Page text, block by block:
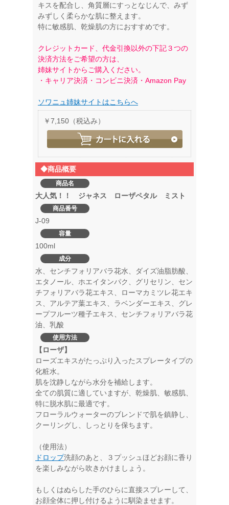
キスを配合し、角質層にすっとなじんで、みず
みずしく柔らかな肌に整えます。
特に敏感肌、乾燥肌の方におすすめです。
クレジットカード、代金引換以外の下記３つの
決済方法をご希望の方は、
姉妹サイトからご購入ください。
・キャリア決済・コンビニ決済・Amazon Pay
ソワニュ姉妹サイトはこちらへ
￥7,150（税込み）
◆商品概要
商品名
大人気！！ ジャネス ローザペタル ミスト
商品番号
J-09
容量
100ml
成分
水、センチフォリアバラ花水、ダイズ油脂肪酸、
エタノール、ホエイタンパク、グリセリン、セン
チフォリアバラ花エキス、ローマカミツレ花エキ
ス、アルテア葉エキス、ラベンダーエキス、グレ
ープフルーツ種子エキス、センチフォリアバラ花
油、乳酸
使用方法
【ローザ】
ローズエキスがたっぷり入ったスプレータイプの
化粧水。
肌を沈静しながら水分を補給します。
全ての肌質に適していますが、乾燥肌、敏感肌、
特に脱水肌に最適です。
フローラルウォーターのブレンドで肌を鎮静し、
クーリングし、しっとりを保ちます。
（使用法）
ドロップ洗顔のあと、３プッシュほどお顔に香り
を楽しみながら吹きかけましょう。
もしくはぬらした手のひらに直接スプレーして、
お顔全体に押し付けるように馴染ませます。